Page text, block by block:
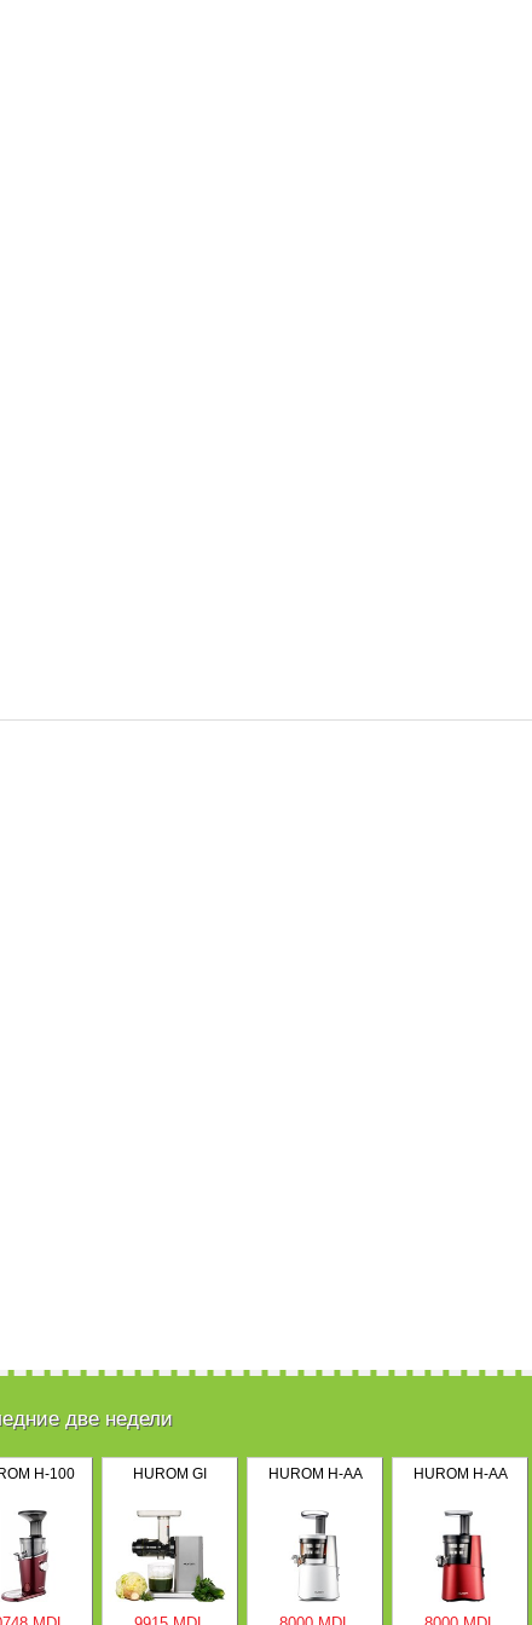
две недели
H-100 HUROM GI HUROM H-AA HUROM H-AA